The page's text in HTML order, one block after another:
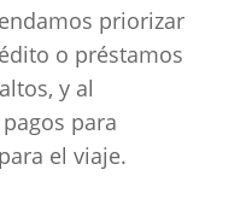
priorizar
o préstamos
y al
para
el viaje.